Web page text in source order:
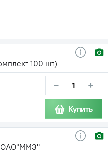
100 шт)
− +
Купить
ОАО"ММЗ"